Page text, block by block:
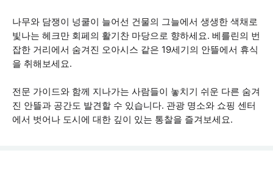
나무와 담쟁이 넝쿨이 늘어선 건물의 그늘에서 생생한 색채로
빛나는 헤크만 회페의 활기찬 마당으로 향하세요. 베를린의 번
잡한 거리에서 숨겨진 오아시스 같은 19세기의 안뜰에서 휴식
을 취해보세요.
전문 가이드와 함께 지나가는 사람들이 놓치기 쉬운 다른 숨겨
진 안뜰과 공간도 발견할 수 있습니다. 관광 명소와 쇼핑 센터
에서 벗어나 도시에 대한 깊이 있는 통찰을 즐겨보세요.